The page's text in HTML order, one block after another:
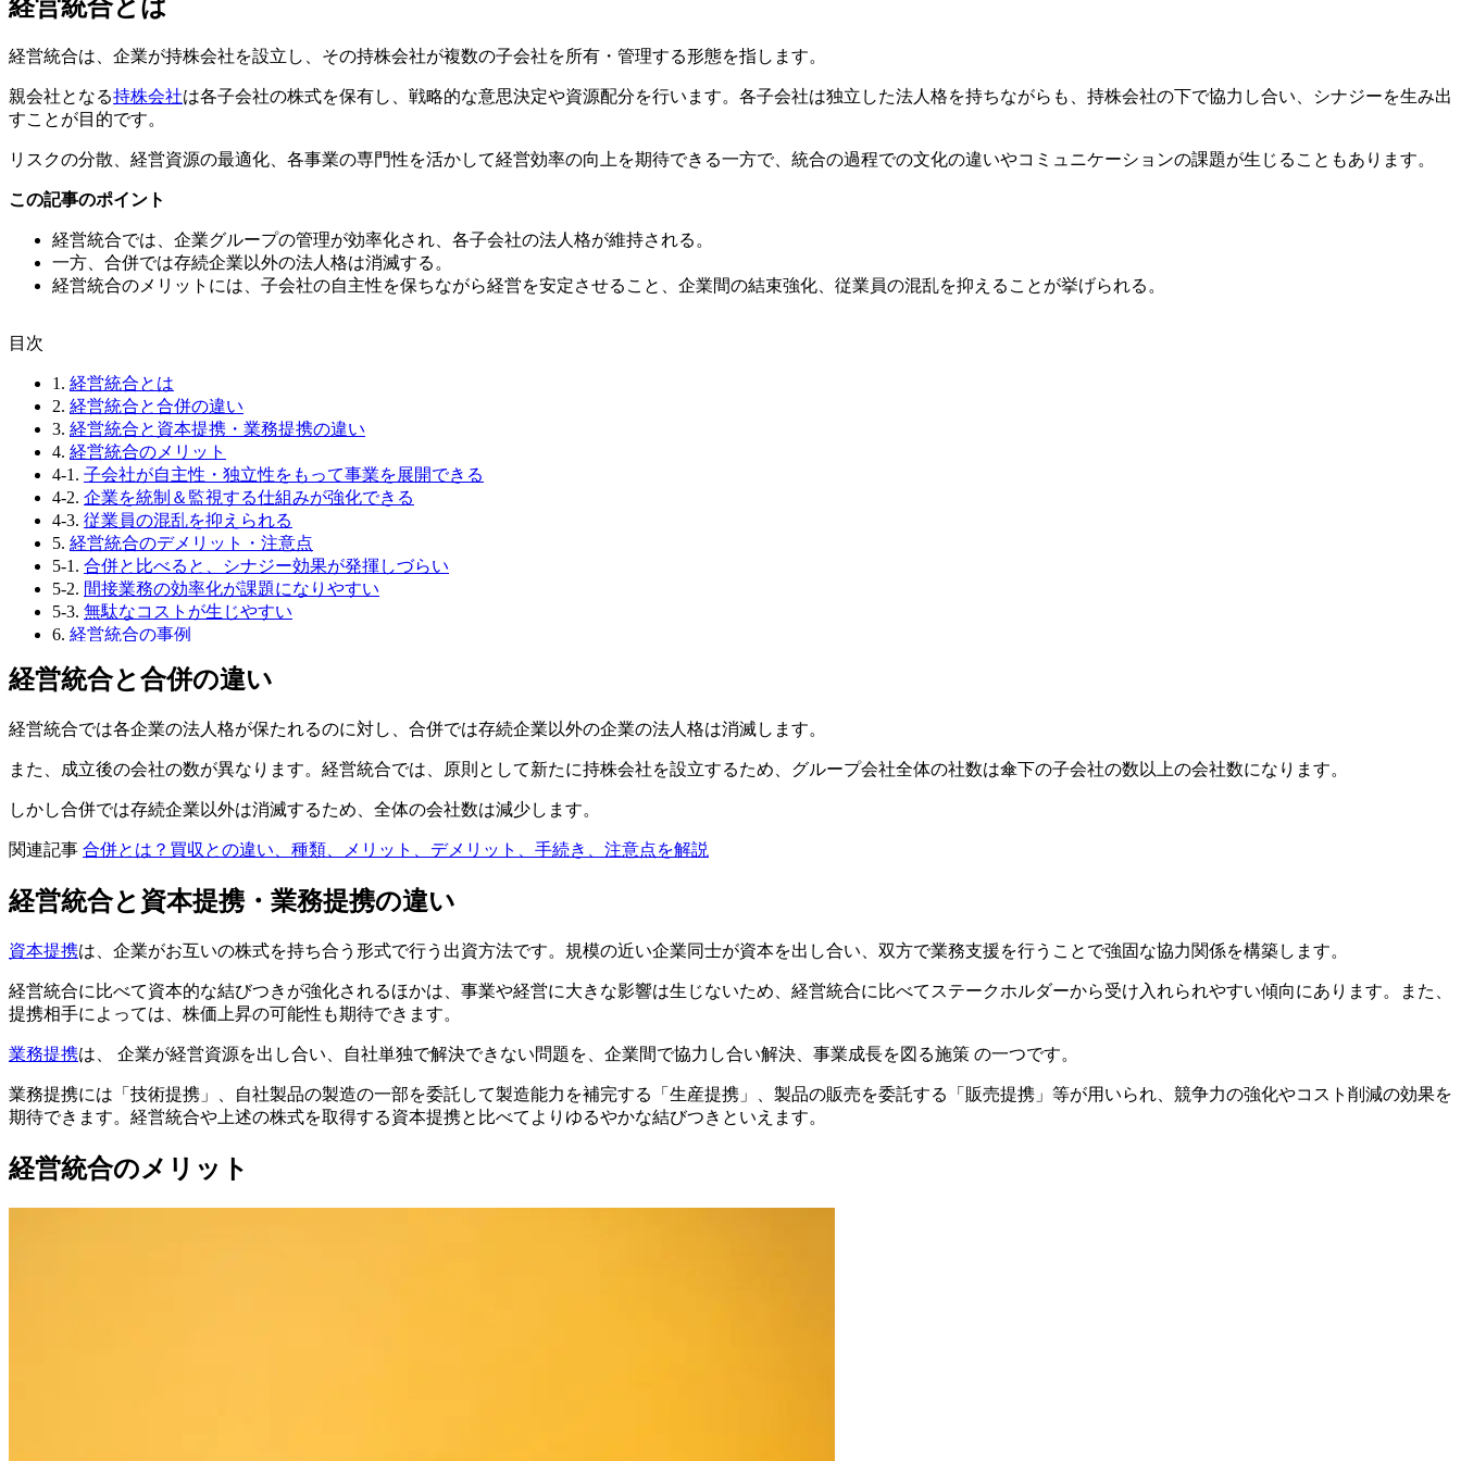
経営統合とは
経営統合は、企業が持株会社を設立し、その持株会社が複数の子会社を所有・管理する形態を指します。
親会社となる持株会社は各子会社の株式を保有し、戦略的な意思決定や資源配分を行います。各子会社は独立した法人格を持ちながらも、持株会社の下で協力し合い、シナジーを生み出
すことが目的です。
リスクの分散、経営資源の最適化、各事業の専門性を活かして経営効率の向上を期待できる一方で、統合の過程での文化の違いやコミュニケーションの課題が生じることもあります。
この記事のポイント
経営統合では、企業グループの管理が効率化され、各子会社の法人格が維持される。
一方、合併では存続企業以外の法人格は消滅する。
経営統合のメリットには、子会社の自主性を保ちながら経営を安定させること、企業間の結束強化、従業員の混乱を抑えることが挙げられる。
⽬次
1. 経営統合とは
2. 経営統合と合併の違い
3. 経営統合と資本提携・業務提携の違い
4. 経営統合のメリット
4-1. 子会社が自主性・独立性をもって事業を展開できる
4-2. 企業を統制＆監視する仕組みが強化できる
4-3. 従業員の混乱を抑えられる
5. 経営統合のデメリット・注意点
5-1. 合併と比べると、シナジー効果が発揮しづらい
5-2. 間接業務の効率化が課題になりやすい
5-3. 無駄なコストが生じやすい
6. 経営統合の事例
6-2.ZホールディングスとLINEの経営統合事例
7-1.著者
経営統合と合併の違い
経営統合では各企業の法人格が保たれるのに対し、合併では存続企業以外の企業の法人格は消滅します。
また、成立後の会社の数が異なります。経営統合では、原則として新たに持株会社を設立するため、グループ会社全体の社数は傘下の子会社の数以上の会社数になります。
しかし合併では存続企業以外は消滅するため、全体の会社数は減少します。
関連記事 合併とは？買収との違い、種類、メリット、デメリット、手続き、注意点を解説
経営統合と資本提携・業務提携の違い
資本提携は、企業がお互いの株式を持ち合う形式で行う出資方法です。規模の近い企業同士が資本を出し合い、双方で業務支援を行うことで強固な協力関係を構築します。
経営統合に比べて資本的な結びつきが強化されるほかは、事業や経営に大きな影響は生じないため、経営統合に比べてステークホルダーから受け入れられやすい傾向にあります。また、
提携相手によっては、株価上昇の可能性も期待できます。
業務提携は、 企業が経営資源を出し合い、自社単独で解決できない問題を、企業間で協力し合い解決、事業成長を図る施策 の一つです。
業務提携には「技術提携」、自社製品の製造の一部を委託して製造能力を補完する「生産提携」、製品の販売を委託する「販売提携」等が用いられ、競争力の強化やコスト削減の効果を
期待できます。経営統合や上述の株式を取得する資本提携と比べてよりゆるやかな結びつきといえます。
経営統合のメリット